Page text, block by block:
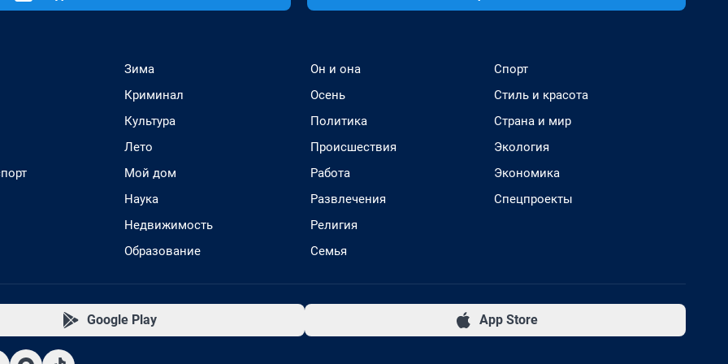
Зима
Криминал
Культура
Лето
Мой дом
Наука
Недвижимость
Образование
Он и она
Осень
Политика
Происшествия
Работа
Развлечения
Религия
Семья
Спорт
Стиль и красота
Страна и мир
Экология
Экономика
Спецпроекты
Google Play App Store